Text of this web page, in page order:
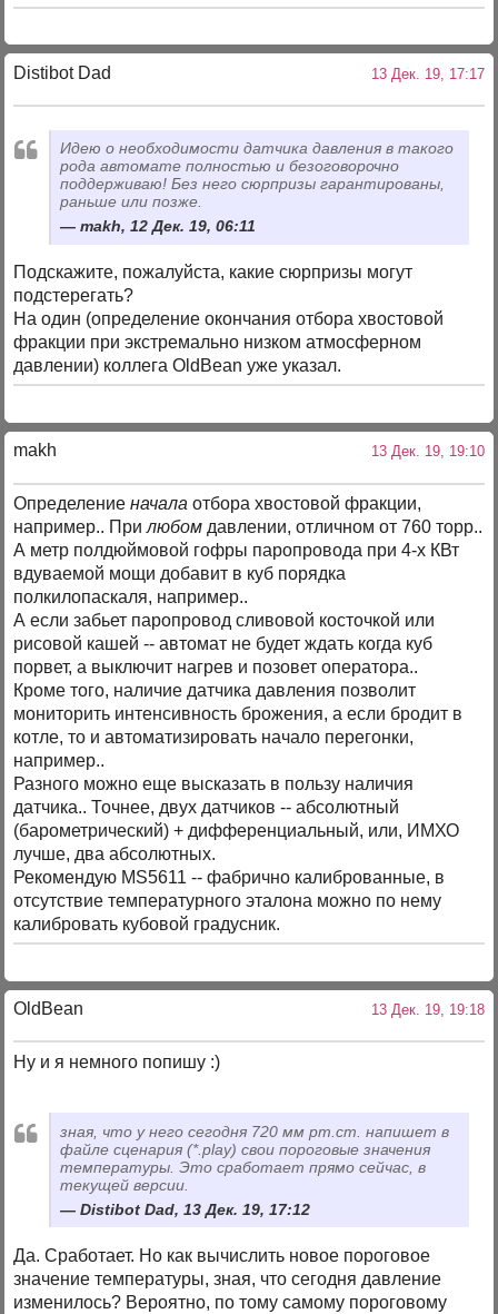
Distibot Dad 13 Дек. 19, 17:17
Идею о необходимости датчика давления в такого
рода автомате полностью и безоговорочно
поддерживаю! Без него сюрпризы гарантированы,
раньше или позже.
makh, 12 Дек. 19, 06:11
Подскажите, пожалуйста, какие сюрпризы могут
подстерегать?
На один (определение окончания отбора хвостовой
фракции при экстремально низком атмосферном
давлении) коллега OldBean уже указал.
makh 13 Дек. 19, 19:10
Определениеначала отбора хвостовой фракции,
например.. Прилюбом давлении, отличном от 760 торр..
А метр полдюймовой гофры паропровода при 4-х КВт
вдуваемой мощи добавит в куб порядка
полкилопаскаля, например..
А если забьет паропровод сливовой косточкой или
рисовой кашей -- автомат не будет ждать когда куб
порвет, а выключит нагрев и позовет оператора..
Кроме того, наличие датчика давления позволит
мониторить интенсивность брожения, а если бродит в
котле, то и автоматизировать начало перегонки,
например..
Разного можно еще высказать в пользу наличия
датчика.. Точнее, двух датчиков -- абсолютный
(барометрический) + дифференциальный, или, ИМХО
лучше, два абсолютных.
Рекомендую MS5611 -- фабрично калиброванные, в
отсутствие температурного эталона можно по нему
калибровать кубовой градусник.
OldBean 13 Дек. 19, 19:18
Ну и я немного попишу :)
зная, что у него сегодня 720 мм рт.ст. напишет в
файле сценария (*.play) свои пороговые значения
температуры. Это сработает прямо сейчас, в
текущей версии.
Distibot Dad, 13 Дек. 19, 17:12
Да. Сработает. Но как вычислить новое пороговое
значение температуры, зная, что сегодня давление
изменилось? Вероятно, по тому самому пороговому